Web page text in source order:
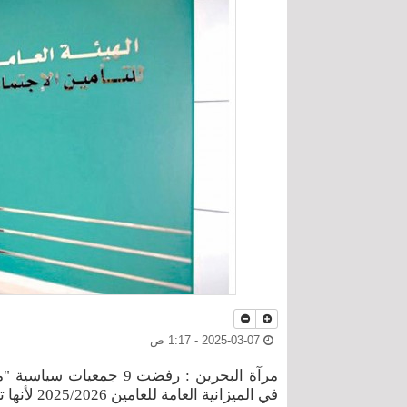
مرآة البحرين : رفضت 9
في الميزانية العامة للعامين 2025/2026 لأنها تزيد من الأعباء المالية على المواطنين".